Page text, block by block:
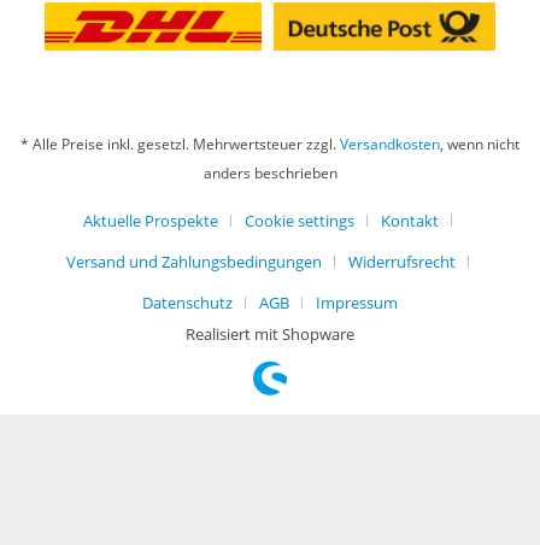
* Alle Preise inkl. gesetzl. Mehrwertsteuer zzgl.Versandkosten, wenn nicht
anders beschrieben
Aktuelle Prospekte Cookie settings
Kontakt
Versand und Zahlungsbedingungen
Widerrufsrecht
Datenschutz
AGB
Impressum
Realisiert mit Shopware